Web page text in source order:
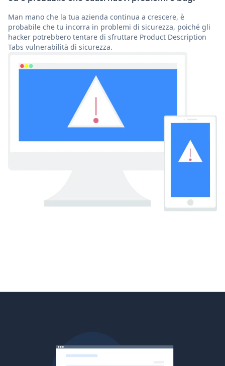
Man mano che la tua azienda continua a crescere, è
probabile che tu incorra in problemi di sicurezza, poiché gli
hacker potrebbero tentare di sfruttare Product Description
Tabs vulnerabilità di sicurezza.